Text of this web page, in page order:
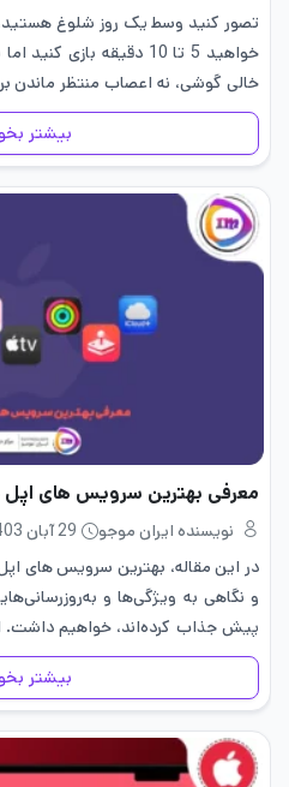
تصور کنید وسط یک روز شلوغ
خواهید 5 تا 10 دقیقه
خالی گوشی، نه اعصاب منتظر ماندن
وب…
بیشتر
معرفی بهترین سرویس های اپل در
نویسنده ایران موجو
29 آبان 1403
و نگاهی به ویژگی‌ها و
پیش جذاب کرده‌اند، خواهیم داشت.
دنبال استفاده از…
بیشتر